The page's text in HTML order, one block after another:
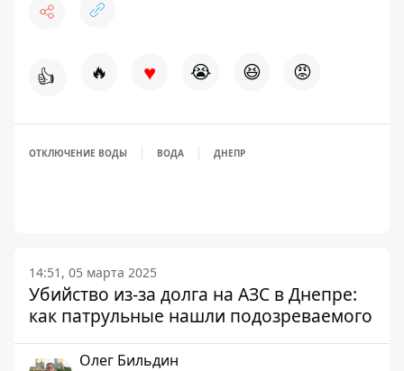
👍 🔥 ♥ 😭 😆 😡
ОТКЛЮЧЕНИЕ ВОДЫ ВОДА ДНЕПР
14:51, 05 марта 2025
Убийство из-за долга на АЗС в Днепре:
как патрульные нашли подозреваемого
Олег Бильдин